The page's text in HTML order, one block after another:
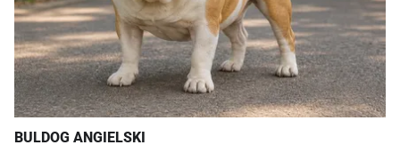
BULDOG ANGIELSKI